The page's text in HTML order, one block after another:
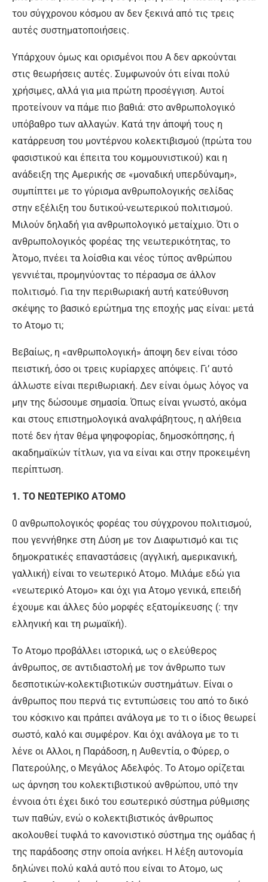
του σύγχρονου κόσμου αν δεν ξεκινά από τις τρεις
αυτές συστηματοποιήσεις.
Υπάρχουν όμως και ορισμένοι που Α δεν αρκούνται
στις θεωρήσεις αυτές. Συμφωνούν ότι είναι πολύ
χρήσιμες, αλλά για μια πρώτη προσέγγιση. Αυτοί
προτείνουν να πάμε πιο βαθιά: στο ανθρωπολογικό
υπόβαθρο των αλλαγών. Κατά την άποψή τους η
κατάρρευση του μοντέρνου κολεκτιβισμού (πρώτα του
φασιστικού και έπειτα του κομμουνιστικού) και η
ανάδειξη της Αμερικής σε «μοναδική υπερδύναμη»,
συμπίπτει με το γύρισμα ανθρωπολογικής σελίδας
στην εξέλιξη του δυτικού-νεωτερικού πολιτισμού.
Μιλούν δηλαδή για ανθρωπολογικό μεταίχμιο. Ότι ο
ανθρωπολογικός φορέας της νεωτερικότητας, το
Άτομο, πνέει τα λοίσθια και νέος τύπος ανθρώπου
γεννιέται, προμηνύοντας το πέρασμα σε άλλον
πολιτισμό. Για την περιθωριακή αυτή κατεύθυνση
σκέψης το βασικό ερώτημα της εποχής μας είναι: μετά
το Ατομο τι;
Βεβαίως, η «ανθρωπολογική» άποψη δεν είναι τόσο
πειστική, όσο οι τρεις κυρίαρχες απόψεις. Γι’ αυτό
άλλωστε είναι περιθωριακή. Δεν είναι όμως λόγος να
μην της δώσουμε σημασία. Όπως είναι γνωστό, ακόμα
και στους επιστημολογικά αναλφάβητους, η αλήθεια
ποτέ δεν ήταν θέμα ψηφοφορίας, δημοσκόπησης, ή
ακαδημαϊκών τίτλων, για να είναι και στην προκειμένη
περίπτωση.
1. ΤΟ ΝΕΩΤΕΡΙΚΟ ΑΤΟΜΟ
0 ανθρωπολογικός φορέας του σύγχρονου πολιτισμού,
που γεννήθηκε στη Δύση με τον Διαφωτισμό και τις
δημοκρατικές επαναστάσεις (αγγλική, αμερικανική,
γαλλική) είναι το νεωτερικό Ατομο. Μιλάμε εδώ για
«νεωτερικό Ατομο» και όχι για Ατομο γενικά, επειδή
έχουμε και άλλες δύο μορφές εξατομίκευσης (: την
ελληνική και τη ρωμαϊκή).
Το Ατομο προβάλλει ιστορικά, ως ο ελεύθερος
άνθρωπος, σε αντιδιαστολή με τον άνθρωπο των
δεσποτικών-κολεκτιβιοτικών συστημάτων. Είναι ο
άνθρωπος που περνά τις εντυπώσεις του από το δικό
του κόσκινο και πράπει ανάλογα με το τι ο ίδιος θεωρεί
σωστό, καλό και συμφέρον. Και όχι ανάλογα με το τι
λένε οι Αλλοι, η Παράδοση, η Αυθεντία, ο Φύρερ, ο
Πατερούλης, ο Μεγάλος Αδελφός. Το Ατομο ορίζεται
ως άρνηση του κολεκτιβιστικού ανθρώπου, υπό την
έννοια ότι έχει δικό του εσωτερικό σύστημα ρύθμισης
των παθών, ενώ ο κολεκτιβιστικός άνθρωπος
ακολουθεί τυφλά το κανονιστικό σύστημα της ομάδας ή
της παράδοσης στην οποία ανήκει. Η λέξη αυτονομία
δηλώνει πολύ καλά αυτό που είναι το Ατομο, ως